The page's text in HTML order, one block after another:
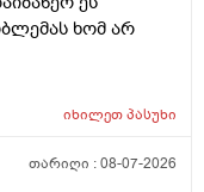
კარდიოლოგი
მცოდნე ამ
მამას დ
ან
ხომ არ
იხილეთპასუხი
თარიღი :08-07-2026